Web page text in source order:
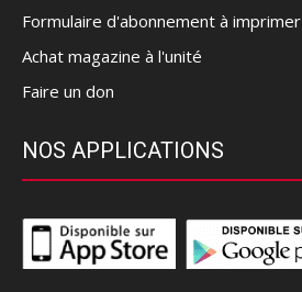
Formulaire d'abonnement à imprimer
Achat magazine à l'unité
Faire un don
NOS APPLICATIONS